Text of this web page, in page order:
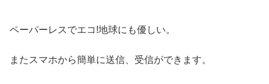
ペーパーレスでエコ!地球にも優しい。
またスマホから簡単に送信、受信ができます。